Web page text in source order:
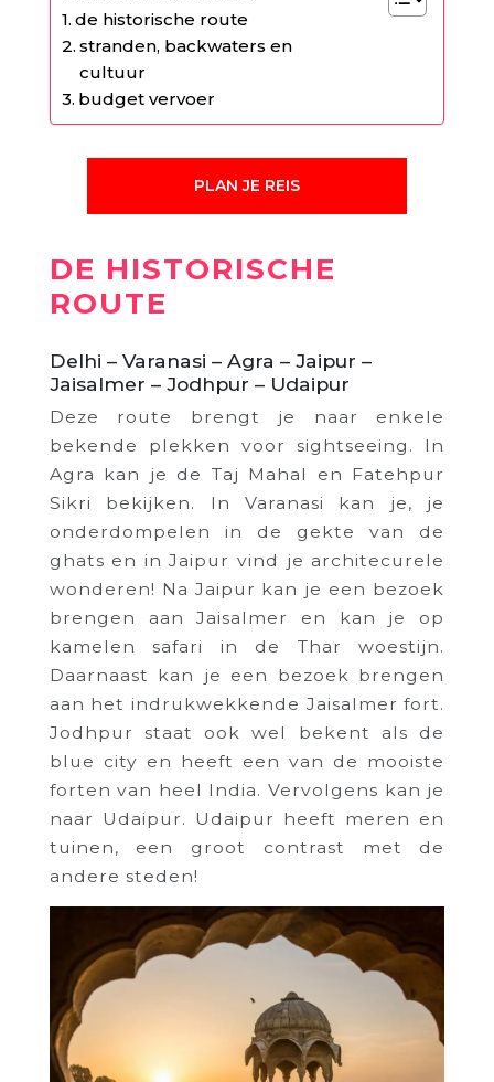
de historische route
stranden, backwaters en
cultuur
budget vervoer
PLAN JE REIS
DE HISTORISCHE
ROUTE
Delhi – Varanasi – Agra – Jaipur –
Jaisalmer – Jodhpur – Udaipur
Deze route brengt je naar enkele
bekende plekken voor sightseeing. In
Agra kan je de Taj Mahal en Fatehpur
Sikri bekijken. In Varanasi kan je, je
onderdompelen in de gekte van de
ghats en in Jaipur vind je architecurele
wonderen! Na Jaipur kan je een bezoek
brengen aan Jaisalmer en kan je op
kamelen safari in de Thar woestijn.
Daarnaast kan je een bezoek brengen
aan het indrukwekkende Jaisalmer fort.
Jodhpur staat ook wel bekent als de
blue city en heeft een van de mooiste
forten van heel India. Vervolgens kan je
naar Udaipur. Udaipur heeft meren en
tuinen, een groot contrast met de
andere steden!